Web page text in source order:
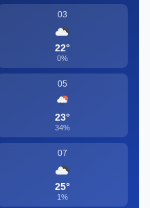
03
22°
0%
05
23°
34%
07
25°
1%